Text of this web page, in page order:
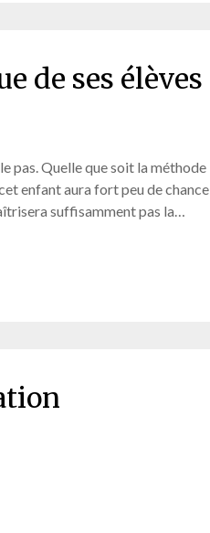
de ses élèves
pas. Quelle que soit la méthode
enfant aura fort peu de chance
suffisamment pas la…